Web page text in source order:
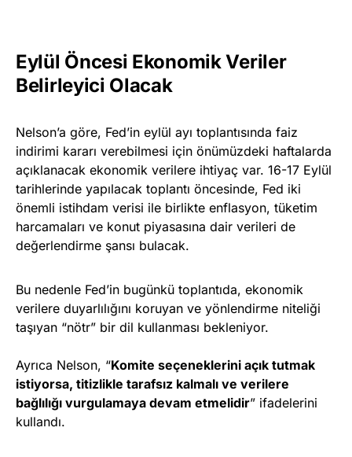
Eylül Öncesi Ekonomik Veriler
Belirleyici Olacak
Nelson’a göre, Fed’in eylül ayı toplantısında faiz
indirimi kararı verebilmesi için önümüzdeki haftalarda
açıklanacak ekonomik verilere ihtiyaç var. 16-17 Eylül
tarihlerinde yapılacak toplantı öncesinde, Fed iki
önemli istihdam verisi ile birlikte enflasyon, tüketim
harcamaları ve konut piyasasına dair verileri de
değerlendirme şansı bulacak.
Bu nedenle Fed’in bugünkü toplantıda, ekonomik
verilere duyarlılığını koruyan ve yönlendirme niteliği
taşıyan “nötr” bir dil kullanması bekleniyor.
Ayrıca Nelson, “Komite seçeneklerini açık tutmak
istiyorsa, titizlikle tarafsız kalmalı ve verilere
bağlılığı vurgulamaya devam etmelidir” ifadelerini
kullandı.